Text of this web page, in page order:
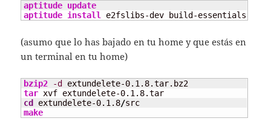
aptitude update
aptitude install e2fslibs-dev build-essentials
(asumo que lo has bajado en tu home y que estás en
un terminal en tu home)
bzip2 -d
tar
cd
extundelete-0.1.8/
make